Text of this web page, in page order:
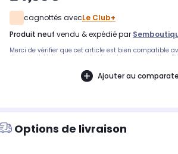
cagnottés avecLe Club+
produit neuf vendu & expédié par
Merci de vérifier que cet article est bien compatible
d'appareil. Notre service client peut vous conseiller.
THL690ANCEFR, R6295W, RFG325W - 126830/01,
RFG325W - 232251/04, RFG325W - 232251/05,
Ajouter au
Options de livraison